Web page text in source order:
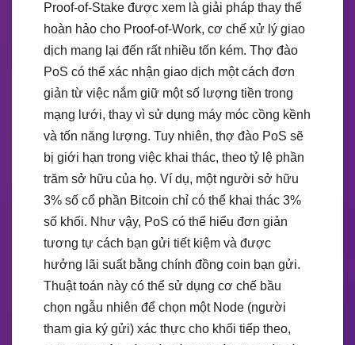
Proof-of-Stake được xem là giải pháp thay thế
hoàn hảo cho Proof-of-Work, cơ chế xử lý giao
dịch mang lại đến rất nhiều tốn kém. Thợ đào
PoS có thể xác nhận giao dịch một cách đơn
giản từ việc nắm giữ một số lượng tiền trong
mạng lưới, thay vì sử dụng máy móc cồng kềnh
và tốn năng lượng. Tuy nhiên, thợ đào PoS sẽ
bị giới hạn trong việc khai thác, theo tỷ lệ phần
trăm sở hữu của họ. Ví dụ, một người sở hữu
3% số cổ phần Bitcoin chỉ có thể khai thác 3%
số khối. Như vậy, PoS có thể hiểu đơn giản
tương tự cách bạn gửi tiết kiệm và được
hưởng lãi suất bằng chính đồng coin bạn gửi.
Thuật toán này có thể sử dụng cơ chế bầu
chọn ngẫu nhiên để chọn một Node (người
tham gia ký gửi) xác thực cho khối tiếp theo,